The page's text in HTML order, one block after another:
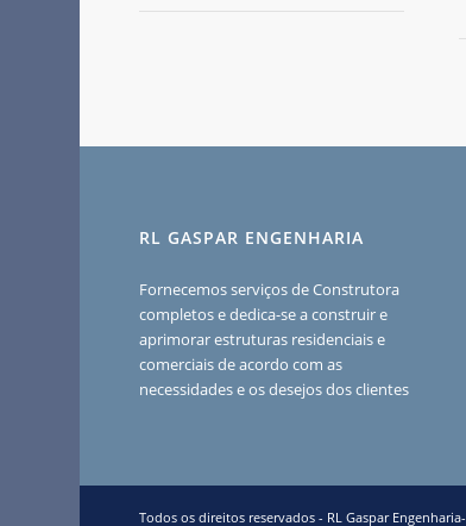
RL GASPAR ENGENHARIA
Fornecemos serviços de Construtora
completos e dedica-se a construir e
aprimorar estruturas residenciais e
comerciais de acordo com as
necessidades e os desejos dos clientes
Todos os direitos reservados - RL Gaspar Engenharia-